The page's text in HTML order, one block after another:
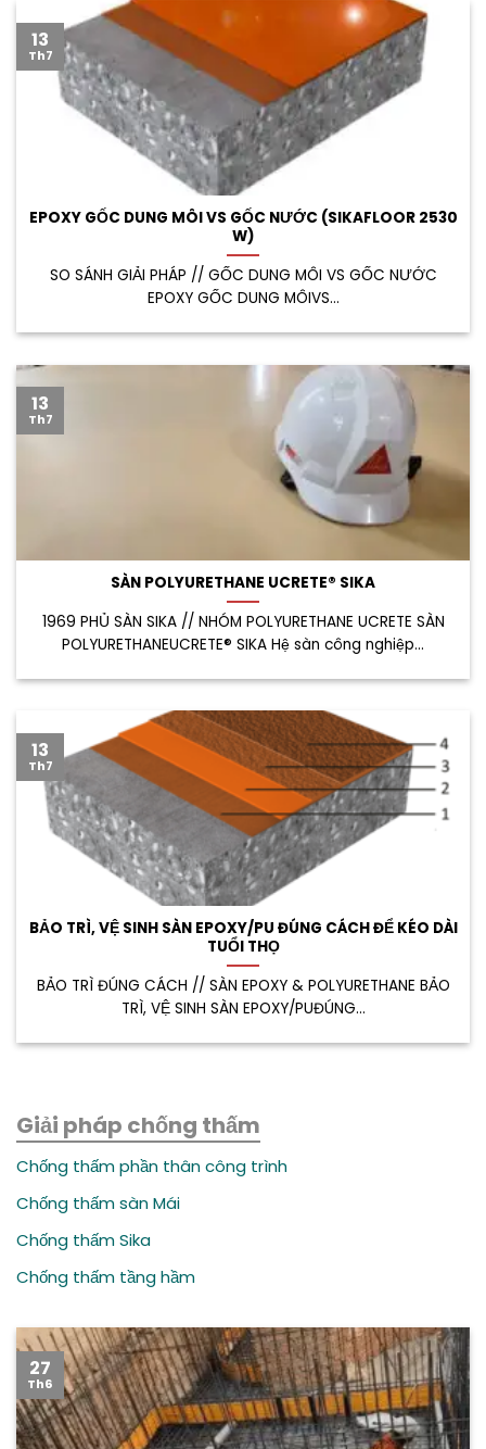
EPOXY GỐC DUNG MÔI VS GỐC NƯỚC (SIKAFLOOR 2530
W)
SO SÁNH GIẢI PHÁP // GỐC DUNG MÔI VS GỐC NƯỚC
EPOXY GỐC DUNG MÔIVS...
13
Th7
SÀN POLYURETHANE UCRETE® SIKA
1969 PHỦ SÀN SIKA // NHÓM POLYURETHANE UCRETE SÀN
POLYURETHANEUCRETE® SIKA Hệ sàn công nghiệp...
13
Th7
BẢO TRÌ, VỆ SINH SÀN EPOXY/PU ĐÚNG CÁCH ĐỂ KÉO DÀI
TUỔI THỌ
BẢO TRÌ ĐÚNG CÁCH // SÀN EPOXY & POLYURETHANE BẢO
TRÌ, VỆ SINH SÀN EPOXY/PUĐÚNG...
13
Th7
Giải pháp chống thấm
Chống thấm phần thân công trình
Chống thấm sàn Mái
Chống thấm Sika
Chống thấm tầng hầm
27
Th6